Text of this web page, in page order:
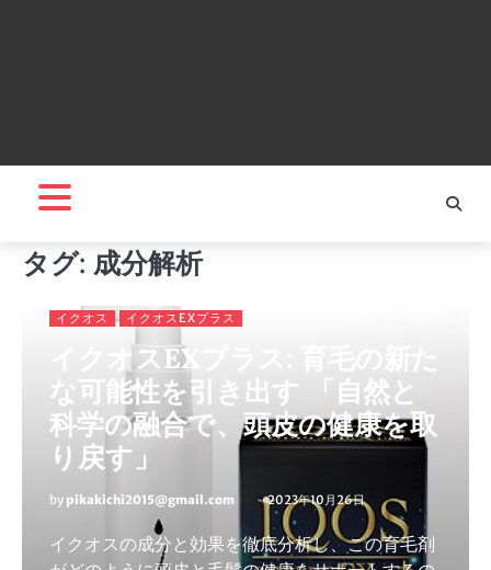
タグ: 成分解析
イクオス イクオスEXプラス
イクオスEXプラス: 育毛の新た
な可能性を引き出す 「自然と
科学の融合で、頭皮の健康を取
り戻す」
by pikakichi2015@gmail.com 2023年10月26日
イクオスの成分と効果を徹底分析し、この育毛剤